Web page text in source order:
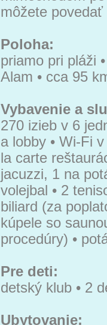
môžete povedať
Poloha:
priamo pri pláži
Alam • cca 95
Vybavenie a
270 izieb v 6
a lobby • Wi-Fi
la carte
jacuzzi, 1 na
volejbal • 2
biliard (za
kúpele so
procedúry) •
Pre deti:
detský klub • 2
Ubytovanie: